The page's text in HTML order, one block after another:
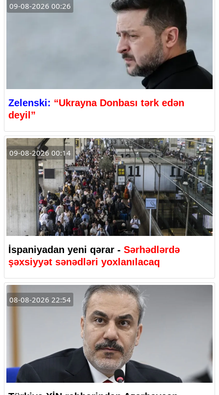
09-08-2026 00:26
Zelenski: “Ukrayna Donbası tərk edən
deyil”
09-08-2026 00:14
İspaniyadan yeni qərar - Sərhədlərdə
şəxsiyyət sənədləri yoxlanılacaq
08-08-2026 22:54